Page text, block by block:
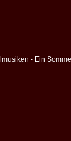
- Ein